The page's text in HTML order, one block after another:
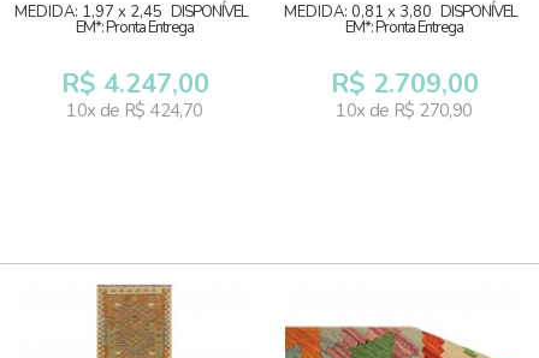
MEDIDA: 1,97 x 2,45 DISPONÍVEL
EM*: Pronta Entrega
R$ 4.247,00
10x de R$ 424,70
MEDIDA: 0,81 x 3,80 DISPONÍVEL
EM*: Pronta Entrega
R$ 2.709,00
10x de R$ 270,90